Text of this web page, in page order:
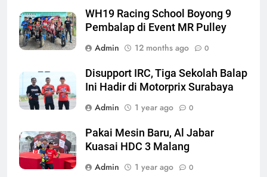
WH19 Racing School Boyong 9
Pembalap di Event MR Pulley
Admin
12 months ago 0
Disupport IRC, Tiga Sekolah Balap
Ini Hadir di Motorprix Surabaya
Admin
1 year ago 0
Pakai Mesin Baru, Al Jabar
Kuasai HDC 3 Malang
Admin
1 year ago 0